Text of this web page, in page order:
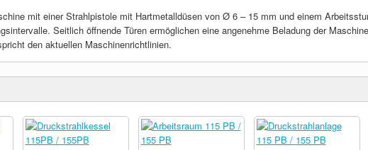
mit einer Strahlpistole mit Hartmetalldüsen von Ø 6 – 15 mm und einem
Seitlich öffnende Türen ermöglichen eine angenehme Beladung der
den aktuellen Maschinenrichtlinien.